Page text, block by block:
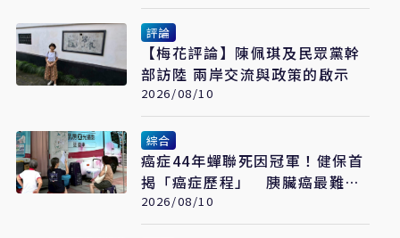
評論
【梅花評論】陳佩琪及民眾黨幹
部訪陸 兩岸交流與政策的啟示
2026/08/10
綜合
癌症44年蟬聯死因冠軍！健保首
揭「癌症歷程」 胰臟癌最難
治、肺癌驚見院際差41.8個百分
點
2026/08/10